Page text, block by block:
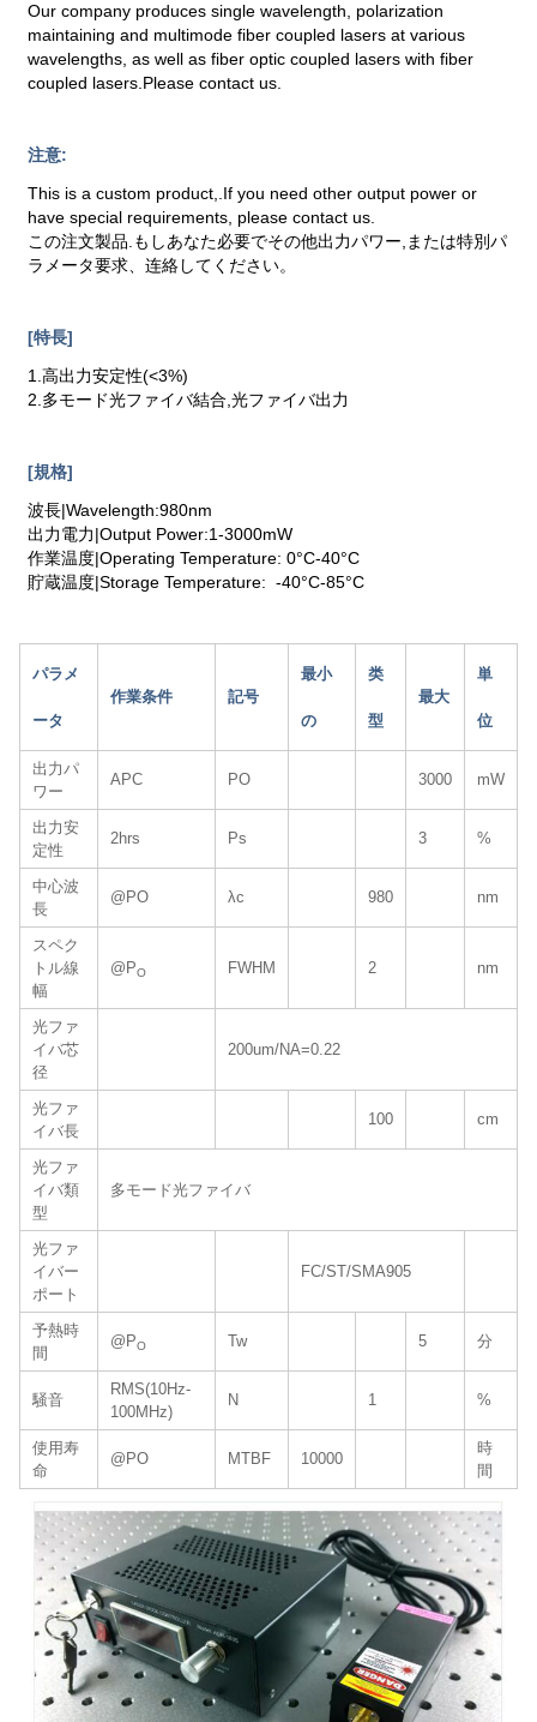
Our company produces single wavelength, polarization
maintaining and multimode fiber coupled lasers at various
wavelengths, as well as fiber optic coupled lasers with fiber
coupled lasers.Please contact us.
注意:
This is a custom product,.If you need other output power or
have special requirements, please contact us.
この注文製品.もしあなた必要でその他出力パワー,または特別パ
ラメータ要求、连絡してください。
[特長]
1.高出力安定性(<3%)
2.多モード光ファイバ結合,光ファイバ出力
[規格]
波長|Wavelength:980nm
出力電力|Output Power:1-3000mW
作業温度|Operating Temperature: 0°C-40°C
貯蔵温度|Storage Temperature: -40°C-85°C
パラメ
ータ
作業条件 記号
最小
の
类
型
最大
単
位
出力パ
ワー
APC PO 3000 mW
出力安
定性
2hrs Ps 3 %
中心波
長
@PO λc 980 nm
スペク
トル線
幅
@PO FWHM 2 nm
光ファ
イバ芯
径
200um/NA=0.22
光ファ
イバ長
100 cm
光ファ
イバ類
型
多モード光ファイバ
光ファ
イバー
ポート
FC/ST/SMA905
予熱時
間
@PO Tw 5 分
騒音
RMS(10Hz-
100MHz)
N 1 %
使用寿
命
@PO MTBF 10000
時
間